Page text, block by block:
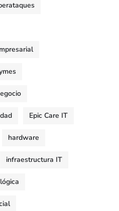
Epic Care IT
hardware
infraestructura IT